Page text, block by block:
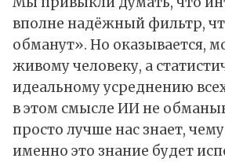
вполне надёжный фильтр,
обманут». Но оказывается,
живому человеку, а
идеальному усреднению
в этом смысле ИИ не
просто лучше нас знает,
именно это знание будет